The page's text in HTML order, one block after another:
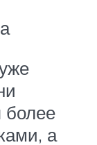
более
а